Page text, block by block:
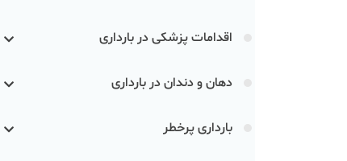
اقدامات پزشکی در بارداری
دهان و دندان در بارداری
بارداری پرخطر